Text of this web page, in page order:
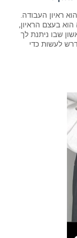
ראיון העבודה.
בעצם הראיון,
שבו ניתנת לך
לעשות כדי